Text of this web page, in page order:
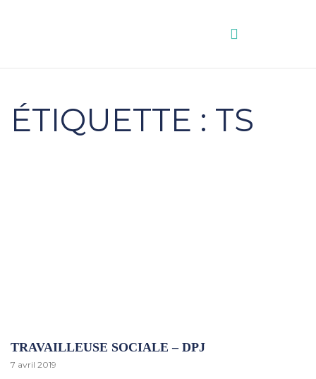
ÉTIQUETTE : TS
TRAVAILLEUSE SOCIALE – DPJ
7 avril 2019